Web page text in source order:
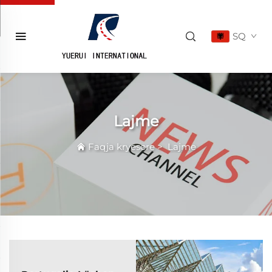
SQ
Lajme
Faqja kryesore>Lajme